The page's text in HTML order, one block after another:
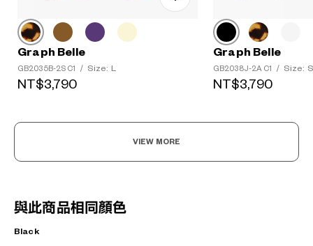
Graph Belle
GB2035B-2S C1 / Size: L
NT$3,790
Graph Belle
GB2038J-2A C1 / Size: S
NT$3,790
VIEW MORE
與此商品相同顏色
Black